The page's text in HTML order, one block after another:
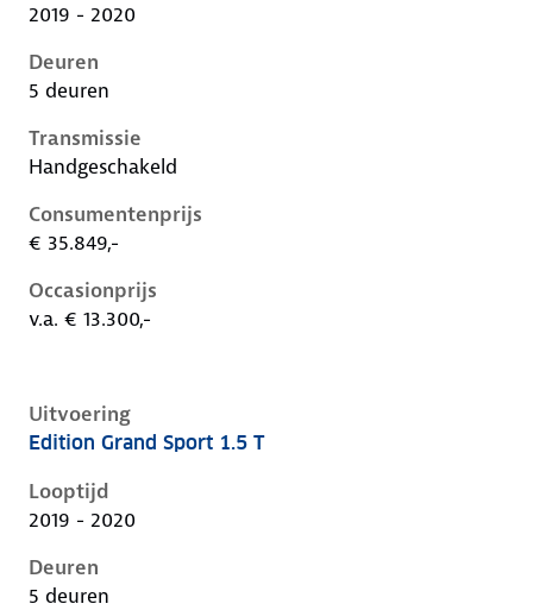
2019 - 2020
Deuren
5 deuren
Transmissie
Handgeschakeld
Consumentenprijs
€ 35.849,-
Occasionprijs
v.a. € 13.300,-
Uitvoering
Opel Insignia b, grand sport 1.5 t, 103 kW, Benzine, 5
Edition Grand Sport 1.5 T
Looptijd
2019 - 2020
Deuren
5 deuren